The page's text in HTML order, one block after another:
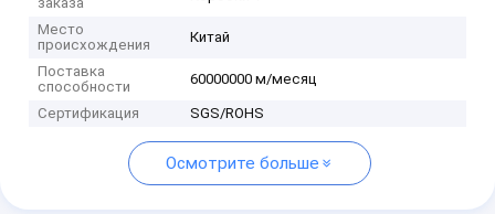
Место
происхождения
Китай
Поставка
способности
60000000 м/месяц
Сертификация SGS/ROHS
Осмотрите больше